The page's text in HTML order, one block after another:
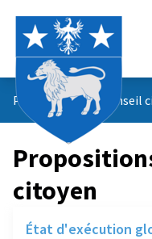
Propositions du conseil
citoyen
État d'exécution